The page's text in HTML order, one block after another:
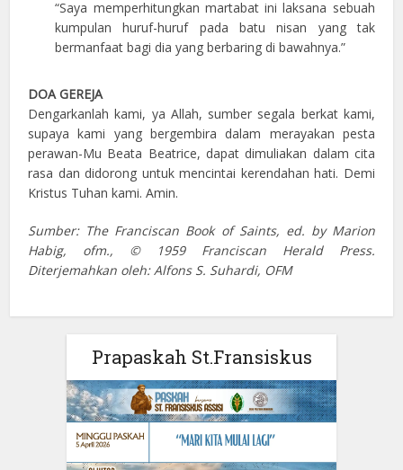
“Saya memperhitungkan martabat ini laksana sebuah
kumpulan huruf-huruf pada batu nisan yang tak
bermanfaat bagi dia yang berbaring di bawahnya.”
DOA GEREJA
Dengarkanlah kami, ya Allah, sumber segala berkat kami,
supaya kami yang bergembira dalam merayakan pesta
perawan-Mu Beata Beatrice, dapat dimuliakan dalam cita
rasa dan didorong untuk mencintai kerendahan hati. Demi
Kristus Tuhan kami. Amin.
Sumber: The Franciscan Book of Saints, ed. by Marion
Habig, ofm., © 1959 Franciscan Herald Press.
Diterjemahkan oleh: Alfons S. Suhardi, OFM
Prapaskah St.Fransiskus